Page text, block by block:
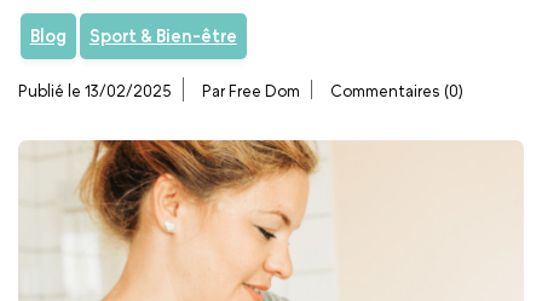
Blog Sport & Bien-être
Publié le 13/02/2025 Par Free Dom Commentaires (0)